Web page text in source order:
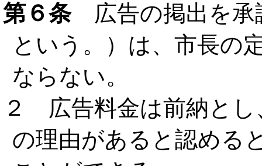
第６条広告の掲出を承
という。）は、市長の
ならない。
２ 広告料金は前納とし
の理由があると認める